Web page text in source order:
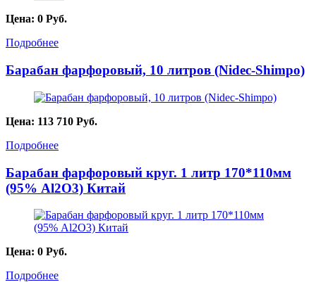
Цена: 0 Руб.
Подробнее
Барабан фарфоровый, 10 литров (Nidec-Shimpo)
Цена: 113 710 Руб.
Подробнее
Барабан фарфоровый круг. 1 литр 170*110мм
(95% Al2O3) Китай
Цена: 0 Руб.
Подробнее